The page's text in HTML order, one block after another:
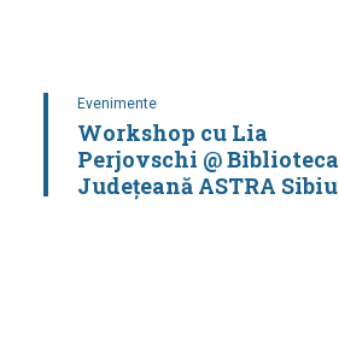
Evenimente
Workshop cu Lia
Perjovschi @ Biblioteca
Județeană ASTRA Sibiu